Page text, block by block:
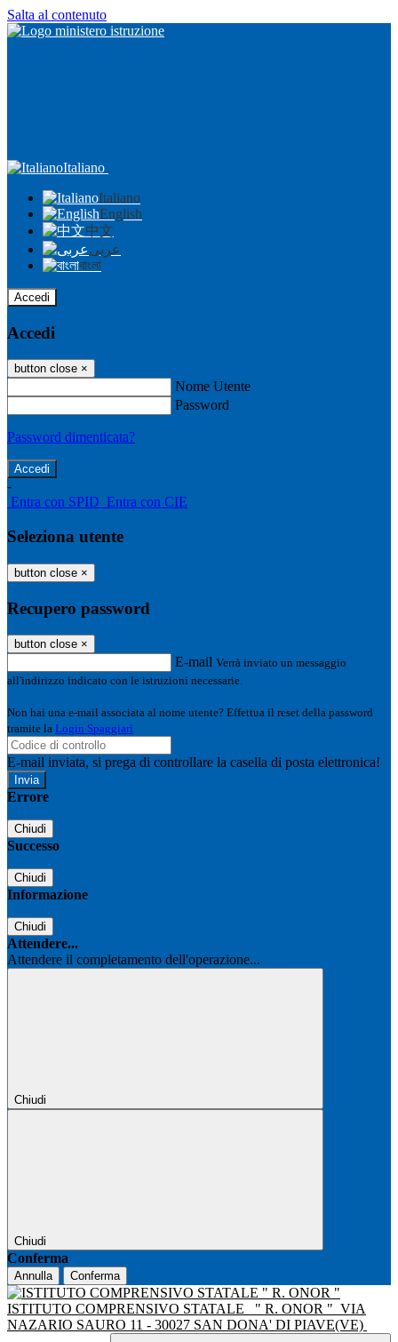
Salta al contenuto
Italiano
Italiano
English
中文
عربى
বাংলা
Accedi
Accedi
button close ×
Nome Utente
Password
Password dimenticata?
-
Entra con SPID Entra con CIE
Seleziona utente
button close ×
Recupero password
button close ×
E-mail Verrà inviato un messaggio
all'indirizzo indicato con le istruzioni necessarie.
Non hai una e-mail associata al nome utente? Effettua il reset della password
tramite la Login Spaggiari
E-mail inviata, si prega di controllare la casella di posta elettronica!
Errore
Chiudi
Successo
Chiudi
Informazione
Chiudi
Attendere...
Attendere il completamento dell'operazione...
Chiudi
Chiudi
Conferma
Annulla Conferma
ISTITUTO COMPRENSIVO STATALE " R. ONOR " VIA
NAZARIO SAURO 11 - 30027 SAN DONA' DI PIAVE(VE)